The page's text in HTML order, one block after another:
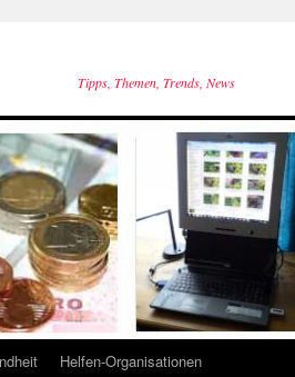
Tipps, Themen, Trends, News
Helfen-Organisationen